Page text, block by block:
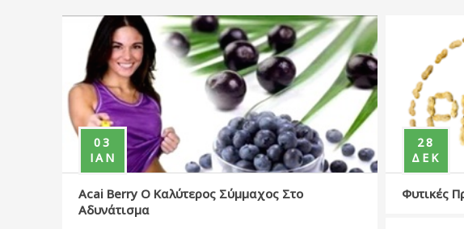
Ο Καλύτερος Σύμμαχος Στο
28
ΔΕΚ
Φυτικές Πρωτείνες VS